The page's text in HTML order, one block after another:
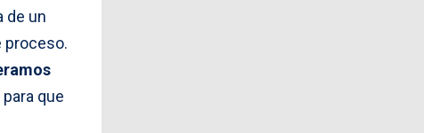
de un
proceso.
que